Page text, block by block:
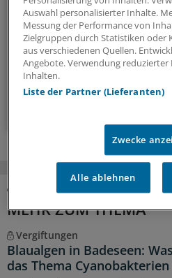
Neues wagen: In diesem
Geschichten aus dem
vier Mal im Jahr
MEHR ZUM THEMA
Vergiftungen
Blaualgen in Badeseen:
das Thema
Auswahl personalisierter Inhalte.
Messung der Performance von
Zielgruppen durch Statistiken oder
aus verschiedenen Quellen.
Angebote. Verwendung reduzierter
Inhalten.
Liste der Partner (Lieferanten)
Zwecke
Alle ablehnen